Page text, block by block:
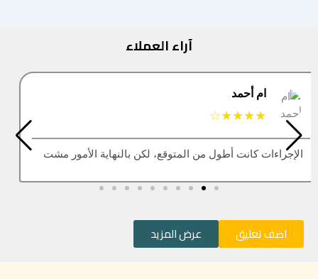
آراء العملاء
البتول
★★★★★
العقار اللي كنت أبيه طلع مباع، أتمنى التحديث يكون أسرع
اضف تعليق عرض المزيد